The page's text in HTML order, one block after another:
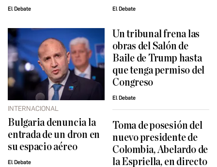
El Debate El Debate
INTERNACIONAL
Bulgaria denuncia la
entrada de un dron en
su espacio aéreo
El Debate
Un tribunal frena las
obras del Salón de
Baile de Trump hasta
que tenga permiso del
Congreso
El Debate
Toma de posesión del
nuevo presidente de
Colombia, Abelardo de
la Espriella, en directo